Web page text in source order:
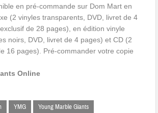
en pré-commande sur Dom Mart en
(2 vinyles transparents, DVD, livret de 4
de 28 pages), en édition vinyle
noirs, DVD, livret de 4 pages) et CD (2
16 pages). Pré-commander votre copie
Online
YMG Young Marble Giants